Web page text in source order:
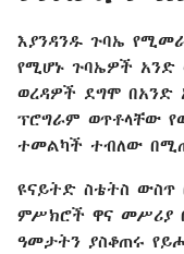
እያንዳንዱ ጉባኤ
የሚሆኑ ጉባኤዎች አንድ
ወረዳዎች ደግሞ
ፕሮግራም ወጥቶላቸው
ተመልካች ተብለው
ዩናይትድ ስቴትስ ውስጥ
ምሥክሮች ዋና መሥሪያ
ዓመታትን ያስቆጠሩ